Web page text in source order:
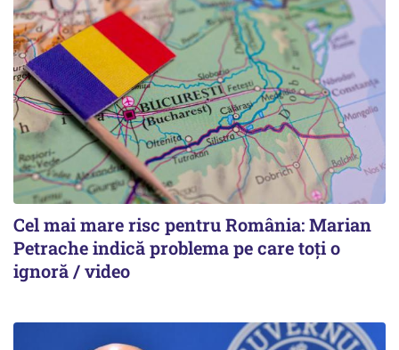
Cel mai mare risc pentru România: Marian
Petrache indică problema pe care toți o
ignoră / video